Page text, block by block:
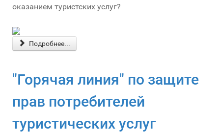
оказанием туристских услуг?
Подробнее...
"Горячая линия" по защите
прав потребителей
туристических услуг